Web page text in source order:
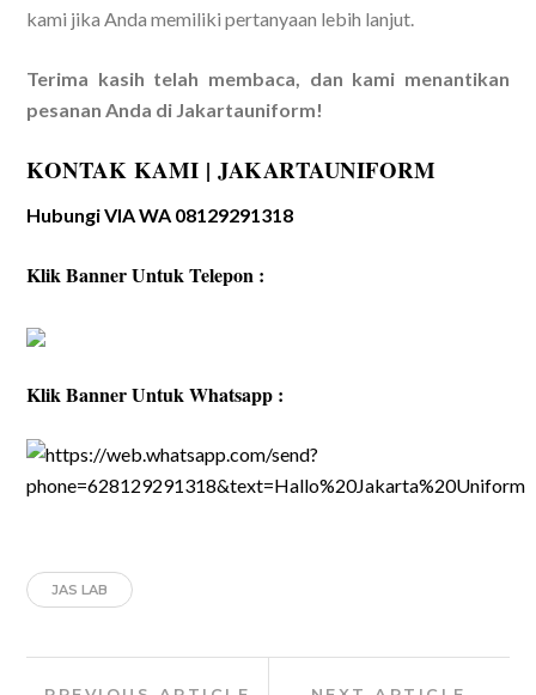
kami jika Anda memiliki pertanyaan lebih lanjut.
Terima kasih telah membaca, dan kami menantikan
pesanan Anda di Jakartauniform!
KONTAK KAMI | JAKARTAUNIFORM
Hubungi VIA WA 08129291318
Klik Banner Untuk Telepon :
Klik Banner Untuk Whatsapp :
JAS LAB